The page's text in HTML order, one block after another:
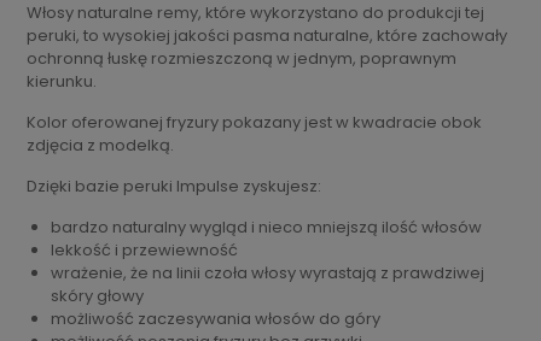
Włosy naturalne remy, które wykorzystano do produkcji tej
peruki, to wysokiej jakości pasma naturalne, które zachowały
ochronną łuskę rozmieszczoną w jednym, poprawnym
kierunku.
Kolor oferowanej fryzury pokazany jest w kwadracie obok
zdjęcia z modelką.
Dzięki bazie peruki Impulse zyskujesz:
bardzo naturalny wygląd i nieco mniejszą ilość włosów
lekkość i przewiewność
wrażenie, że na linii czoła włosy wyrastają z prawdziwej
skóry głowy
możliwość zaczesywania włosów do góry